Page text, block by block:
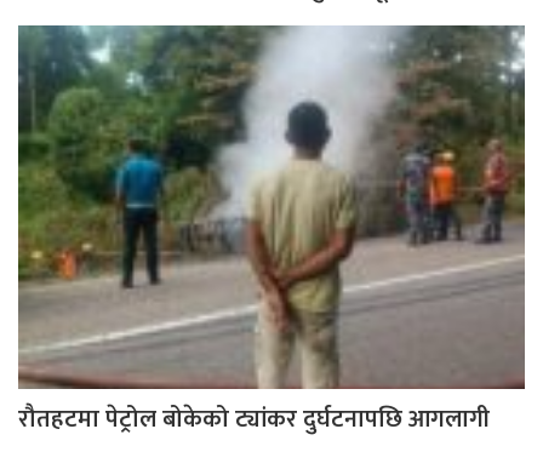
रौतहटमा पेट्रोल बोकेको ट्यांकर दुर्घटनापछि आगलागी